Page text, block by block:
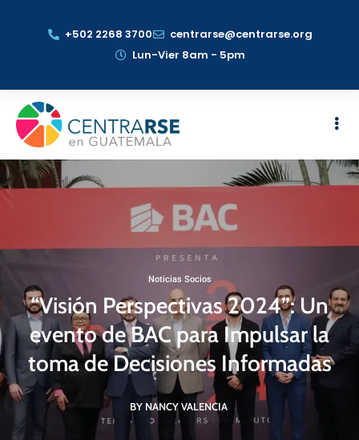
+502 2268 3700
centrarse@centrarse.org
Lun-Vier 8am - 5pm
Noticias Socios
“Visión Perspectivas 2024”: Un
evento de BAC para Impulsar la
toma de Decisiones Informadas
BY NANCY VALENCIA